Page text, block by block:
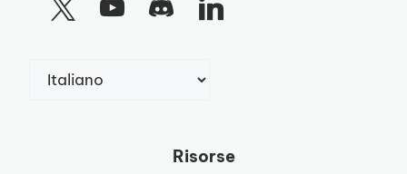
Scegli
una
Risorse